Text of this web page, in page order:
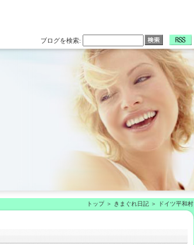
ブログを検索:
トップ きまぐれ日記 ドイツ平和村